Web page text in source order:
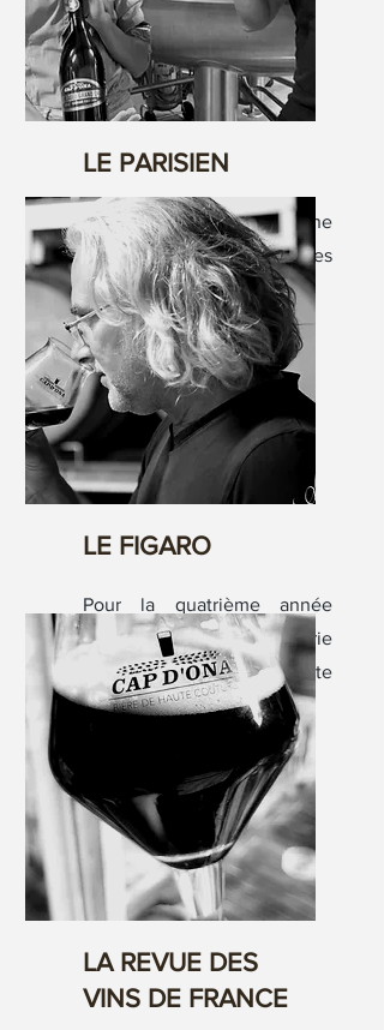
LE PARISIEN
La bière brune championne
du monde qui déchaîne les
passions.
LE FIGARO
Pour la quatrième année
consécutive, cette brasserie
française artisanale remporte
le meilleur prix.
LA REVUE DES
VINS DE FRANCE